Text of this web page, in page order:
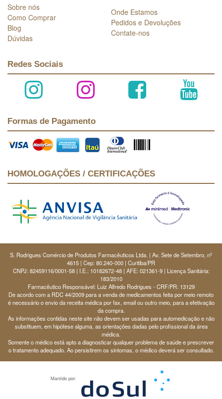
Sobre nós
Como Comprar
Blog
Dúvidas
Onde Estamos
Pedidos e Devoluções
Contate-nos
Redes Sociais
Formas de Pagamento
HOMOLOGAÇÕES / CERTIFICAÇÕES
S. Rodrigues Comércio de Produtos Farmacêuticos Ltda. | Av. Sete de Setembro, nº
4615 | Cep: 80.240-000 | Curitiba/PR
CNPJ: 82459116/0001-58 | I.E.: 10182672-48 | AFE: 021361-9 | Licença Sanitária:
183/2010
Farmacêutico Responsável: Luiz Alfredo Rodrigues - CRF/PR: 13129
De acordo com a RDC 44/2009 para a venda de medicamentos feita por meio remoto
é necessário o envio da receita médica por fax, email ou outro meio, para a efetivação
da compra.
As informações contidas neste site não devem ser usadas para automedicação e não
substituem, em hipótese alguma, as orientações dadas pelo profissional da área
médica.
Somente o médico está apto a diagnosticar qualquer problema de saúde e prescrever
o tratamento adequado. Ao persistirem os sintomas, o médico deverá ser consultado.
Mantido por: